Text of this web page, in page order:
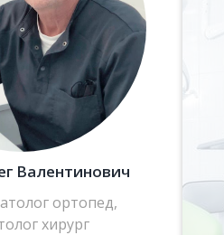
Валентинович
ортопед,
хирург